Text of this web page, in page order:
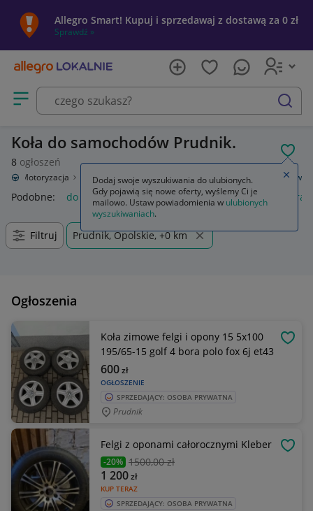
Allegro Smart! Kupuj i sprzedawaj z dostawą za 0 zł
Sprawdź »
Otwórz menu z kategoriami
szukaj
Koła do samochodów Prudnik.
8 ogłoszeń
Motoryzacja Opony i felgi Koła (felgi z oponami) Do samochodów
Podobne: do samochodów gaśnica samochodowa kamera
Filtruj Prudnik, Opolskie, +0 km
Ogłoszenia
Koła zimowe felgi i opony 15 5x100
195/65-15 golf 4 bora polo fox 6j et43
OGŁOSZENIE
600zł
SPRZEDAJĄCY: OSOBA PRYWATNA
Prudnik
Felgi z oponami całorocznymi Kleber
-20% 1500,00 zł
KUP TERAZ
1 200zł
SPRZEDAJĄCY: OSOBA PRYWATNA
Dodaj swoje wyszukiwania do ulubionych.
Gdy pojawią się nowe oferty, wyślemy Ci je
mailowo. Ustaw powiadomienia w ulubionych
wyszukiwaniach.